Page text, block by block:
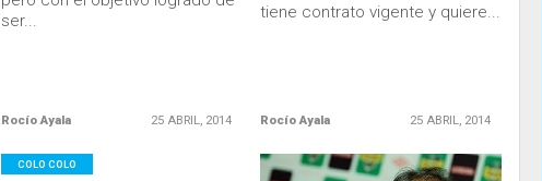
ser...
Rocío Ayala 25 ABRIL, 2014
tiene contrato vigente y quiere...
Rocío Ayala 25 ABRIL, 2014
COLO COLO